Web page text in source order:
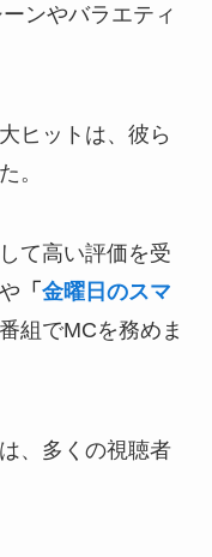
ンやバラエティ
ヒットは、彼ら
。
て高い評価を受
や 「 金曜日のスマ
組でMCを務めま
、多くの視聴者